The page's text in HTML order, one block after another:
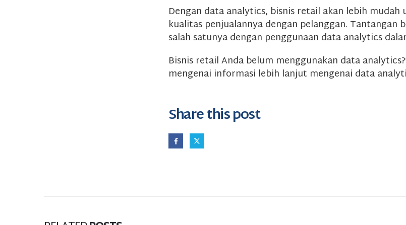
Dengan data analytics, bisnis retail akan lebih
kualitas penjualannya dengan pelanggan. Tantangan
salah satunya dengan penggunaan data analytics
Bisnis retail Anda belum menggunakan data
mengenai informasi lebih lanjut mengenai data
Share this post